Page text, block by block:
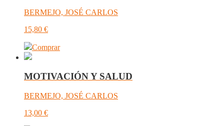
BERMEJO, JOSÉ CARLOS
15,80 €
Comprar
MOTIVACIÓN Y SALUD
BERMEJO, JOSÉ CARLOS
13,00 €